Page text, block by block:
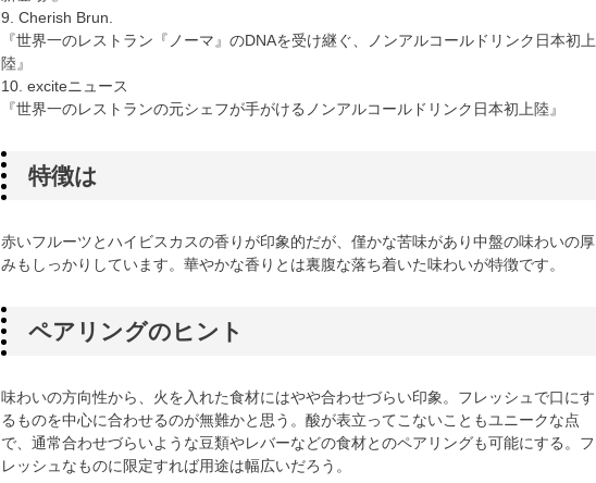
9. Cherish Brun.
『世界一のレストラン『ノーマ』のDNAを受け継ぐ、ノンアルコールドリンク日本初上
陸』
10. exciteニュース
『世界一のレストランの元シェフが手がけるノンアルコールドリンク日本初上陸』
特徴は
赤いフルーツとハイビスカスの香りが印象的だが、僅かな苦味があり中盤の味わいの厚
みもしっかりしています。華やかな香りとは裏腹な落ち着いた味わいが特徴です。
ペアリングのヒント
味わいの方向性から、火を入れた食材にはやや合わせづらい印象。フレッシュで口にす
るものを中心に合わせるのが無難かと思う。酸が表立ってこないこともユニークな点
で、通常合わせづらいような豆類やレバーなどの食材とのペアリングも可能にする。フ
レッシュなものに限定すれば用途は幅広いだろう。